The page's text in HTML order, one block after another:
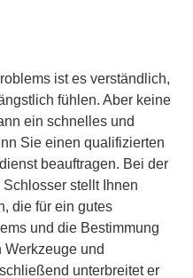
ist es verständlich,
fühlen. Aber keine
ein schnelles und
Sie einen qualifizierten
beauftragen. Bei der
stellt Ihnen
die für ein gutes
und die Bestimmung
und
unterbreitet er